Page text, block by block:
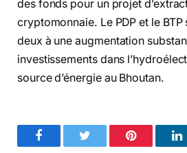
des fonds pour un projet
cryptomonnaie. Le PDP et le BTP
deux à une augmentation
investissements dans
source d’énergie au Bhoutan.
FacebookTwitter Pinterest